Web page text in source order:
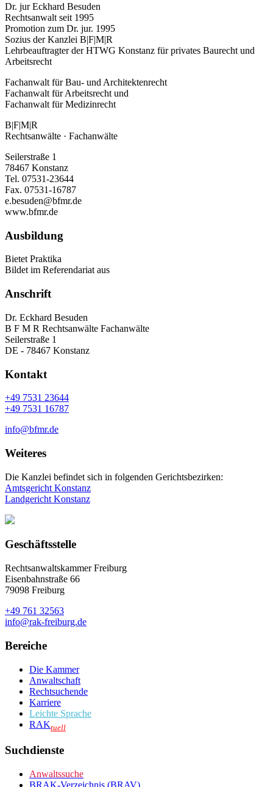
Dr. jur Eckhard Besuden
Rechtsanwalt seit 1995
Promotion zum Dr. jur. 1995
Sozius der Kanzlei B|F|M|R
Lehrbeauftragter der HTWG Konstanz für privates Baurecht und
Arbeitsrecht
Fachanwalt für Bau- und Architektenrecht
Fachanwalt für Arbeitsrecht und
Fachanwalt für Medizinrecht
B|F|M|R
Rechtsanwälte · Fachanwälte
Seilerstraße 1
78467 Konstanz
Tel. 07531-23644
Fax. 07531-16787
e.besuden@bfmr.de
www.bfmr.de
Ausbildung
Bietet Praktika
Bildet im Referendariat aus
Anschrift
Dr. Eckhard Besuden
B F M R Rechtsanwälte Fachanwälte
Seilerstraße 1
DE - 78467 Konstanz
Kontakt
+49 7531 23644
+49 7531 16787
info@bfmr.de
Weiteres
Die Kanzlei befindet sich in folgenden Gerichtsbezirken:
Amtsgericht Konstanz
Landgericht Konstanz
Geschäftsstelle
Rechtsanwaltskammer Freiburg
Eisenbahnstraße 66
79098 Freiburg
+49 761 32563
info@rak-freiburg.de
Bereiche
Die Kammer
Anwaltschaft
Rechtsuchende
Karriere
Leichte Sprache
RAKtuell
Suchdienste
Anwaltssuche